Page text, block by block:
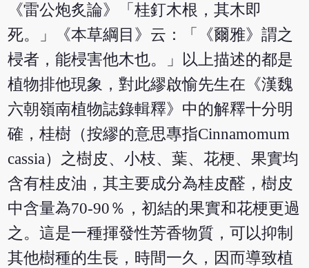
《雷公炮炙論》「桂釘木根，其木即
死。」《本草綱目》云：「《爾雅》謂之
梫者，能梫害他木也。」以上描述的都是
植物排他現象，對此繆啟愉先生在《漢魏
六朝嶺南植物誌錄輯釋》中的解釋十分明
確，桂樹（按繆的意思專指Cinnamomum
cassia）之樹皮、小枝、葉、花梗、果實均
含有桂皮油，其主要成分為桂皮醛，樹皮
中含量為70-90％，初結的果實和花梗更過
之。這是一種揮發性芳香物質，可以抑制
其他樹種的生長，時間一久，因而導致植